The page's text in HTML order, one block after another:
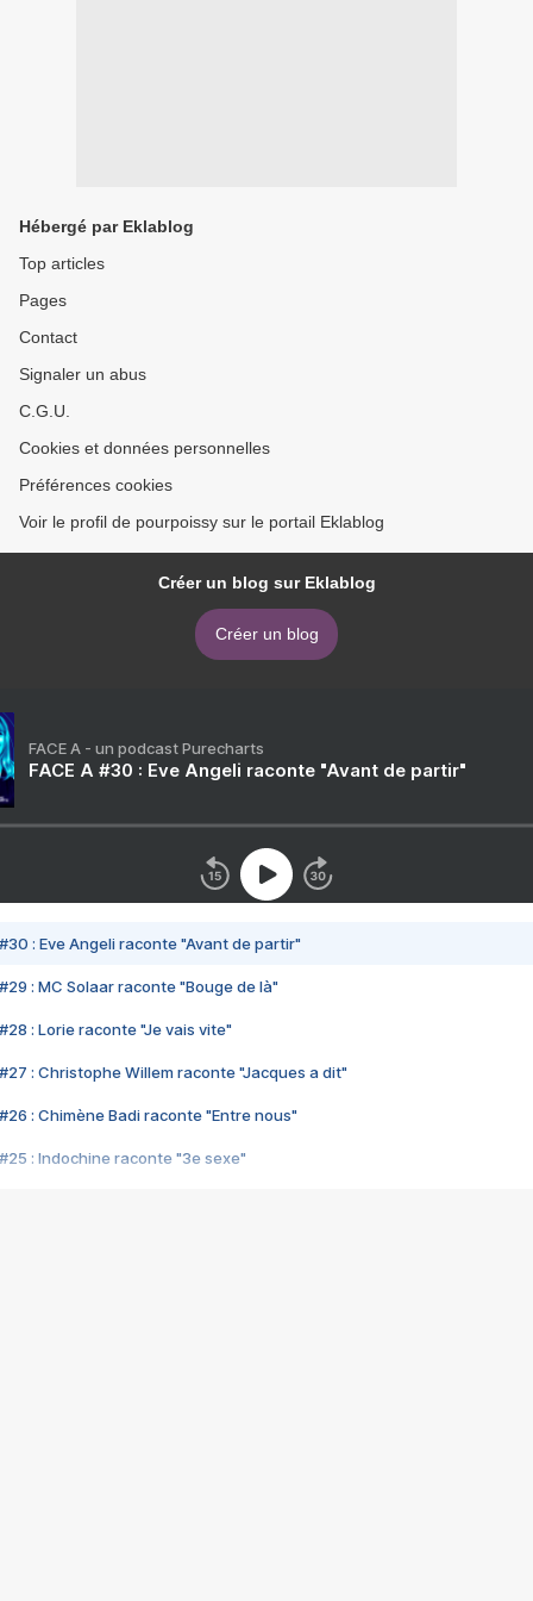
Hébergé par Eklablog
Top articles
Pages
Contact
Signaler un abus
C.G.U.
Cookies et données personnelles
Préférences cookies
Voir le profil de pourpoissy sur le portail Eklablog
Créer un blog sur Eklablog
Créer un blog
FACE A - un podcast Purecharts
FACE A #30 : Eve Angeli raconte "Avant de partir"
#30 : Eve Angeli raconte "Avant de partir"
#29 : MC Solaar raconte "Bouge de là"
#28 : Lorie raconte "Je vais vite"
#27 : Christophe Willem raconte "Jacques a dit"
#26 : Chimène Badi raconte "Entre nous"
#25 : Indochine raconte "3e sexe"